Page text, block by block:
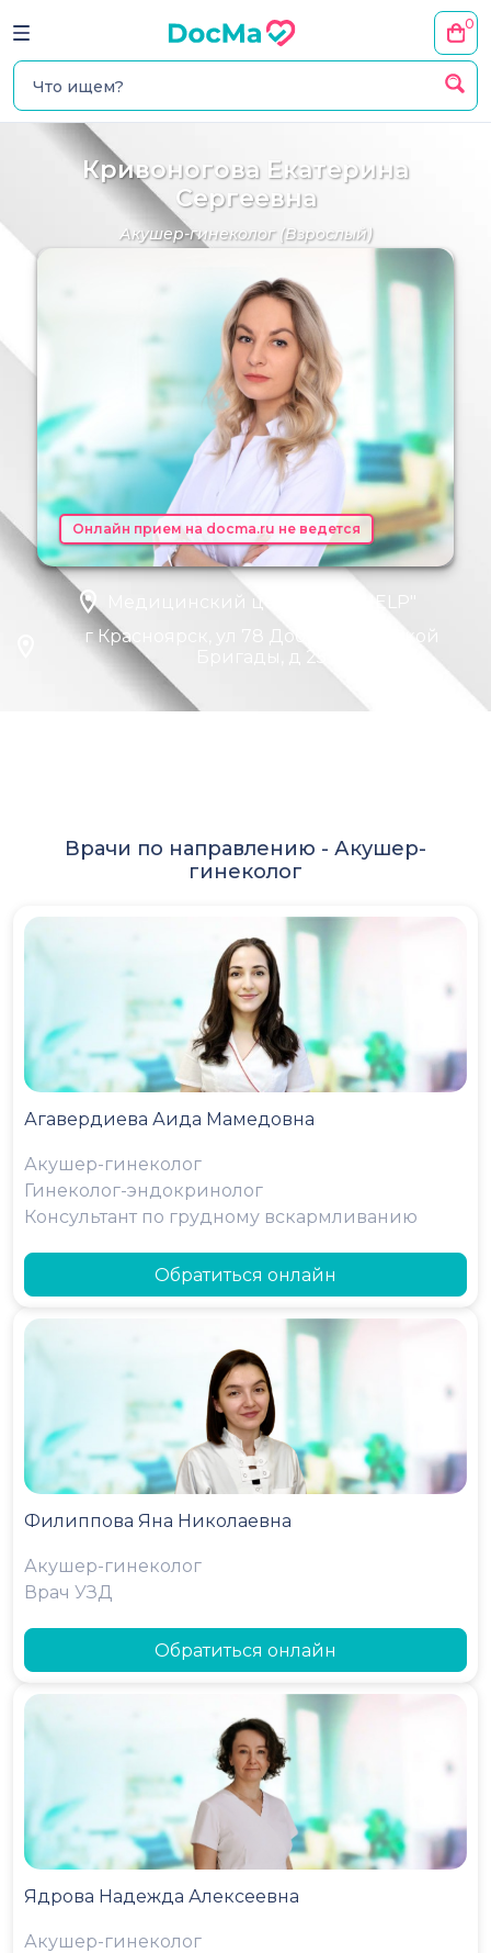
0
Кривоногова Екатерина
Сергеевна
Акушер-гинеколог(Взрослый)
Онлайн прием на docma.ru не ведется
Медицинский центр "MEDHELP"
г Красноярск, ул 78 Добровольческой
Бригады, д 25
Врачи по направлению - Акушер-
гинеколог
Агавердиева Аида Мамедовна
Акушер-гинеколог
Гинеколог-эндокринолог
Консультант по грудному вскармливанию
Обратиться онлайн
Филиппова Яна Николаевна
Акушер-гинеколог
Врач УЗД
Обратиться онлайн
Ядрова Надежда Алексеевна
Акушер-гинеколог